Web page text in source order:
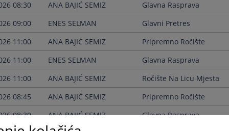
08:30 ANA BAJIĆ SEMIZ
Glavna Rasprava
09:00 ENES SELMAN
Glavni Pretres
11:00 ANA BAJIĆ SEMIZ
Pripremno Ročište
11:00 ENES SELMAN
Glavna Rasprava
11:00 ANA BAJIĆ SEMIZ
Ročište Na Licu Mjesta
08:45 ANA BAJIĆ SEMIZ
Pripremno Ročište
08:30 ANA BAJIĆ SEMIZ
Glavna Rasprava